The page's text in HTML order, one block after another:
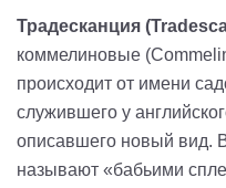
Традесканция (
коммелиновые
происходит от имени
служившего у
описавшего новый вид.
называют «бабьими